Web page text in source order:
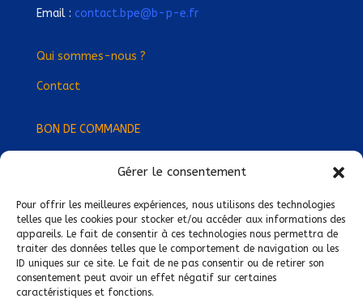
Gérer le consentement
Pour offrir les meilleures expériences, nous utilisons des technologies
telles que les cookies pour stocker et/ou accéder aux informations des
appareils. Le fait de consentir à ces technologies nous permettra de
traiter des données telles que le comportement de navigation ou les
ID uniques sur ce site. Le fait de ne pas consentir ou de retirer son
consentement peut avoir un effet négatif sur certaines
caractéristiques et fonctions.
Email : contact.bpe@b-p-e.fr
Qui sommes-nous ?
Contact
BON DE COMMANDE
Devenez Délégué·e Régional·e !
Trouvez-nous près de chez vous !
Mentions légales
Conditions générales de vente